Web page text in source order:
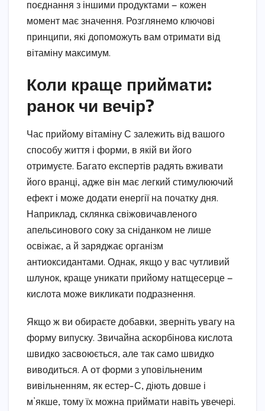
поєднання з іншими продуктами — кожен
момент має значення. Розглянемо ключові
принципи, які допоможуть вам отримати від
вітаміну максимум.
Коли краще приймати:
ранок чи вечір?
Час прийому вітаміну С залежить від вашого
способу життя і форми, в якій ви його
отримуєте. Багато експертів радять вживати
його вранці, адже він має легкий стимулюючий
ефект і може додати енергії на початку дня.
Наприклад, склянка свіжовичавленого
апельсинового соку за сніданком не лише
освіжає, а й заряджає організм
антиоксидантами. Однак, якщо у вас чутливий
шлунок, краще уникати прийому натщесерце —
кислота може викликати подразнення.
Якщо ж ви обираєте добавки, зверніть увагу на
форму випуску. Звичайна аскорбінова кислота
швидко засвоюється, але так само швидко
виводиться. А от форми з уповільненим
вивільненням, як естер-С, діють довше і
м’якше, тому їх можна приймати навіть увечері.